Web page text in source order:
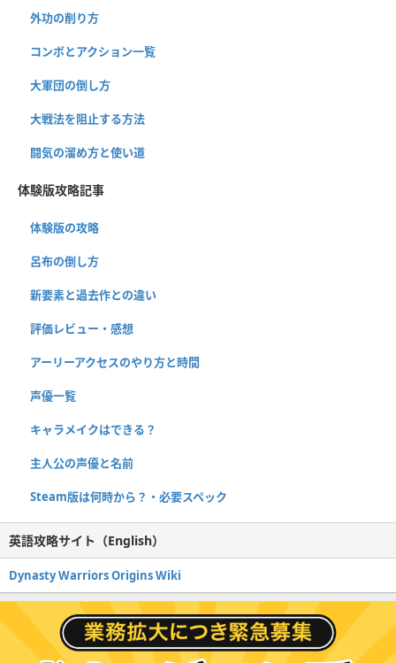
外功の削り方
コンボとアクション一覧
大軍団の倒し方
大戦法を阻止する方法
闘気の溜め方と使い道
体験版攻略記事
体験版の攻略
呂布の倒し方
新要素と過去作との違い
評価レビュー・感想
アーリーアクセスのやり方と時間
声優一覧
キャラメイクはできる？
主人公の声優と名前
Steam版は何時から？・必要スペック
英語攻略サイト（English）
Dynasty Warriors Origins Wiki